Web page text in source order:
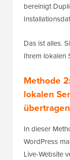
bereinigt
Das ist alles.
Ihrem lokalen
Methode
lokalen
übertragen
In dieser
WordPress
Live-Website